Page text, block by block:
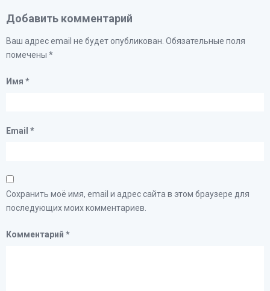
Добавить комментарий
Ваш адрес email не будет опубликован. Обязательные поля
помечены *
Имя *
Email *
Сохранить моё имя, email и адрес сайта в этом браузере для
последующих моих комментариев.
Комментарий *